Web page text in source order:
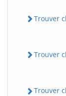
Trouver
Trouver
Trouver